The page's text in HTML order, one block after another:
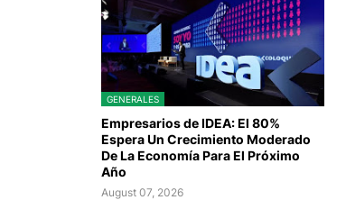
GENERALES
Empresarios de IDEA: El 80%
Espera Un Crecimiento Moderado
De La Economía Para El Próximo
Año
August 07, 2026